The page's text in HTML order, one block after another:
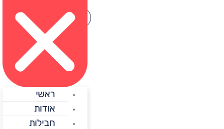
ראשי
אודות
חבילות